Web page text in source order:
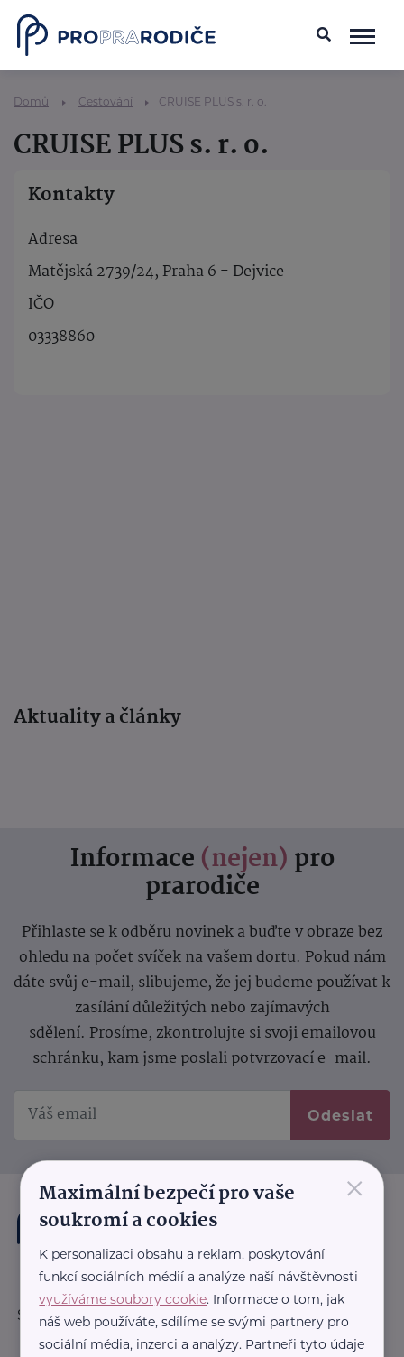
Domů Cestování CRUISE PLUS s. r. o.
CRUISE PLUS s. r. o.
Kontakty
Adresa
Matějská 2739/24, Praha 6 - Dejvice
IČO
03338860
Aktuality a články
Informace (nejen) pro
prarodiče
Přihlaste se k odběru novinek a buďte v obraze bez
ohledu na počet svíček na vašem dortu. Pokud nám
dáte svůj e-mail, slibujeme, že jej budeme používat k
zasílání důležitých nebo zajímavých
sdělení. Prosíme, zkontrolujte si svoji emailovou
schránku, kam jsme poslali potvrzovací e-mail.
Odeslat
Sledujte nás:
×
Maximální bezpečí pro vaše
soukromí a cookies
K personalizaci obsahu a reklam, poskytování
funkcí sociálních médií a analýze naší návštěvnosti
využíváme soubory cookie. Informace o tom, jak
náš web používáte, sdílíme se svými partnery pro
sociální média, inzerci a analýzy. Partneři tyto údaje